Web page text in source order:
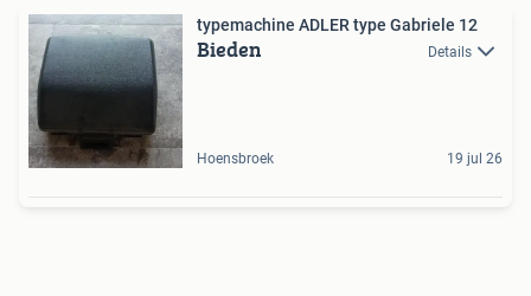
typemachine ADLER type Gabriele 12
Bieden Details
Hoensbroek 19 jul 26